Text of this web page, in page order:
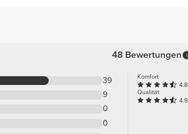
48 Bewertungen
39
9
0
0
Komfort
4.8
Qualität
4.9